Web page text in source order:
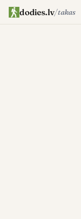
dodies.lv/takas